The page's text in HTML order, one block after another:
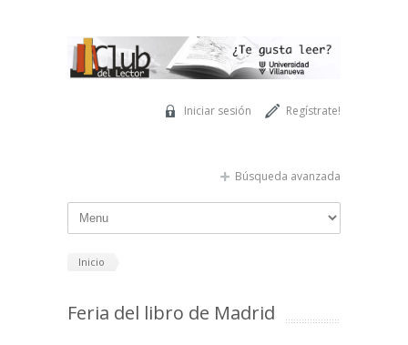
Regístrate!
Iniciar sesión
Búsqueda avanzada
Inicio
Feria del libro de Madrid